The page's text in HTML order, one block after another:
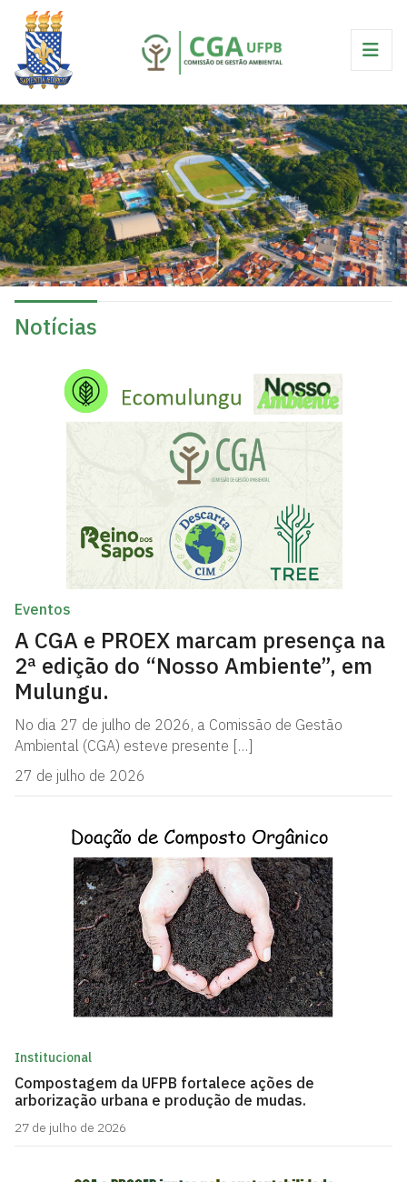
Notícias
Eventos
A CGA e PROEX marcam presença na
2ª edição do “Nosso Ambiente”, em
Mulungu.
No dia 27 de julho de 2026, a Comissão de Gestão
Ambiental (CGA) esteve presente […]
27 de julho de 2026
Institucional
Compostagem da UFPB fortalece ações de
arborização urbana e produção de mudas.
27 de julho de 2026